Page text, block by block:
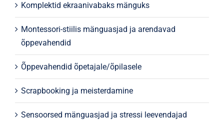
Komplektid ekraanivabaks mänguks
Montessori-stiilis mänguasjad ja arendavad
õppevahendid
Õppevahendid õpetajale/õpilasele
Scrapbooking ja meisterdamine
Sensoorsed mänguasjad ja stressi leevendajad